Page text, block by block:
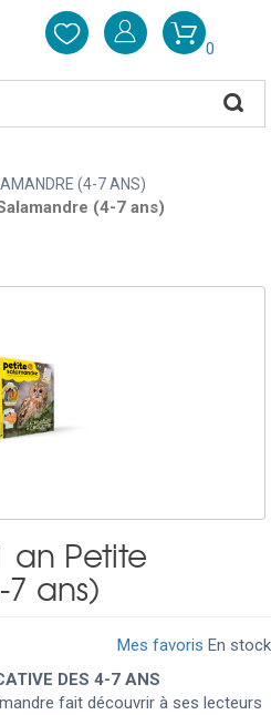
0
(4-7 ANS)
(4-7 ans)
an Petite
ans)
Mes favoris En stock
DES 4-7 ANS
fait découvrir à ses lecteurs